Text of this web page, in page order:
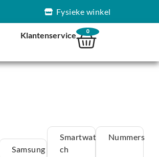
Fysieke winkel
Klantenservice 0
Samsung
Smartwat
ch
Nummers